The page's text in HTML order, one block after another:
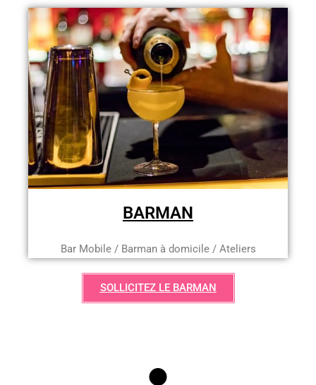
BARMAN
Bar Mobile / Barman à domicile / Ateliers
SOLLICITEZ LE BARMAN